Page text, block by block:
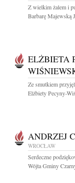
Z wielkim żalem i
Barbarę Majewską
ELŻBIETA
Ze smutkiem
Elżbiety Pecyny-
ANDRZEJ
WROCŁAW
Serdeczne
Wójta Gminy